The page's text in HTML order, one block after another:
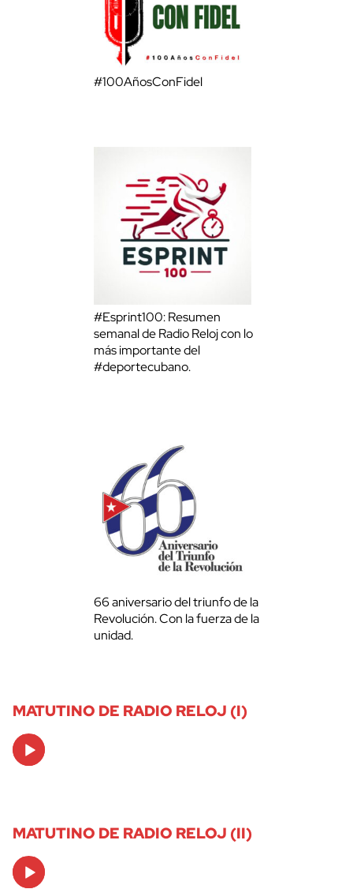
#100AñosConFidel
#Esprint100: Resumen
semanal de Radio Reloj con lo
más importante del
#deportecubano.
66 aniversario del triunfo de la
Revolución. Con la fuerza de la
unidad.
MATUTINO DE RADIO RELOJ (I)
Audio
Player
MATUTINO DE RADIO RELOJ (II)
Audio
Player